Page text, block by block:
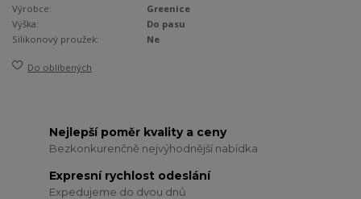
Výrobce:
Greenice
Výška:
Do pasu
Silikonový proužek:
Ne
Do oblíbených
Nejlepší poměr kvality a ceny
Bezkonkurenčně nejvýhodnější nabídka
Expresní rychlost odeslání
Expedujeme do dvou dnů